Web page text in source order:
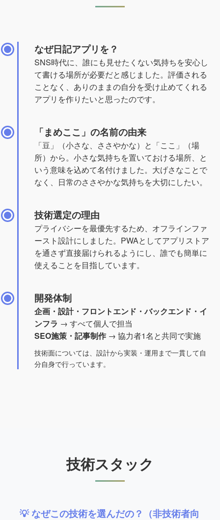
なぜ日記アプリを？
SNS時代に、誰にも見せたくない気持ちを安心し
て書ける場所が必要だと感じました。評価される
ことなく、ありのままの自分を受け止めてくれる
アプリを作りたいと思ったのです。
「まめここ」の名前の由来
「豆」（小さな、ささやかな）と「ここ」（場
所）から。小さな気持ちを置いておける場所、と
いう意味を込めて名付けました。大げさなことで
なく、日常のささやかな気持ちを大切にしたい。
技術選定の理由
プライバシーを最優先するため、オフラインファ
ースト設計にしました。PWAとしてアプリストア
を通さず直接届けられるようにし、誰でも簡単に
使えることを目指しています。
開発体制
企画・設計・フロントエンド・バックエンド・イ
ンフラ → すべて個人で担当
SEO施策・記事制作 → 協力者1名と共同で実施
技術面については、設計から実装・運用まで一貫して自
分自身で行っています。
技術スタック
💡 なぜこの技術を選んだの？（非技術者向